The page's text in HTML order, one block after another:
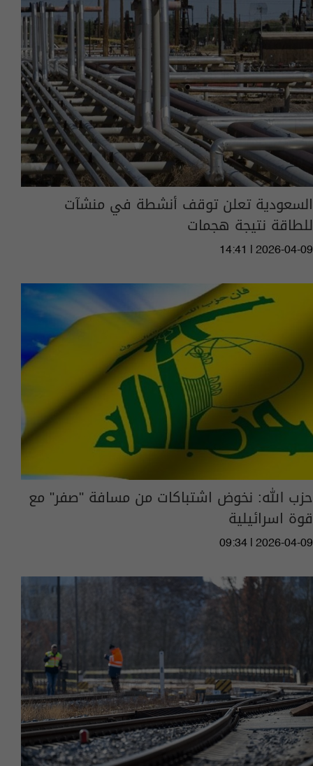
السعودية تعلن توقف أنشطة في منشآت
للطاقة نتيجة هجمات
14:41 | 2026-04-09
حزب الله: نخوض اشتباكات من مسافة "صفر" مع
قوة اسرائيلية
09:34 | 2026-04-09